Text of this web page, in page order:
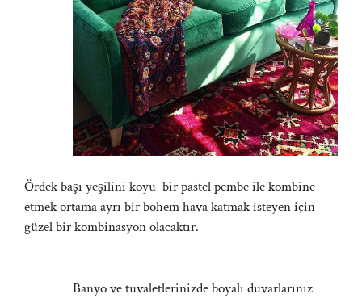
Ördek başı yeşilini koyu bir pastel pembe ile kombine
etmek ortama ayrı bir bohem hava katmak isteyen için
güzel bir kombinasyon olacaktır.
Banyo ve tuvaletlerinizde boyalı duvarlarınız